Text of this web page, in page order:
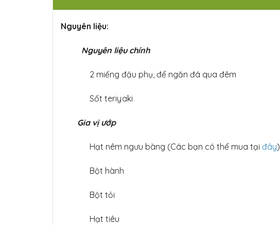
Nguyên liệu:
Nguyên liệu chính
2 miếng đậu phụ, để ngăn đá qua đêm
Sốt teriyaki
Gia vị ướp
Hạt nêm ngưu bàng (Các bạn có thể mua tại đây)
Bột hành
Bột tỏi
Hạt tiêu